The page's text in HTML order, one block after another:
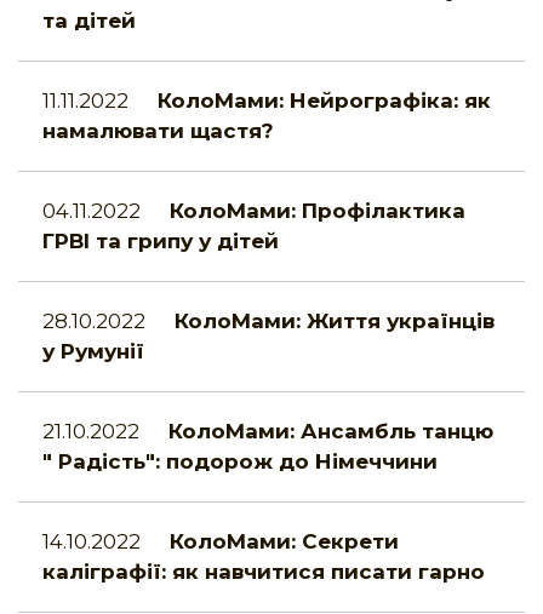
та дітей
11.11.2022
КолоМами: Нейрографіка: як
намалювати щастя?
04.11.2022
КолоМами: Профілактика
ГРВІ та грипу у дітей
28.10.2022
КолоМами: Життя українців
у Румунії
21.10.2022
КолоМами: Ансамбль танцю
" Радість": подорож до Німеччини
14.10.2022
КолоМами: Секрети
каліграфії: як навчитися писати гарно